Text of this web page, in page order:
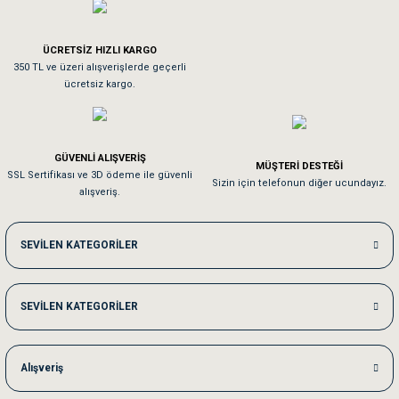
Tavşanım kafesinin kalitesine ve paketlemesine bayıldım
Sa**** On******
Kedilerim beğeniyorlar. Memnunuz. Uygun fiyatta olması iyi.
Me***** Ya******
Akşam verdiğim sipariş bir sonraki gün elime ulaştı. Jack russell köpeğim
Ka***** Ar******
Ufak bir sorun harici sorun olmadı sağolsunlar onuda hemen çözdüler
ÜCRETSİZ HIZLI KARGO
350 TL ve üzeri alışverişlerde geçerli
ücretsiz kargo.
GÜVENLİ ALIŞVERİŞ
SSL Sertifikası ve 3D ödeme ile güvenli
alışveriş.
MÜŞTERİ DESTEĞİ
Sizin için telefonun diğer ucundayız.
SEVİLEN KATEGORİLER
SEVİLEN KATEGORİLER
Alışveriş